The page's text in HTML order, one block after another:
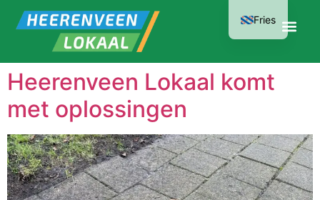
Heerenveen Lokaal komt
met oplossingen
Fries